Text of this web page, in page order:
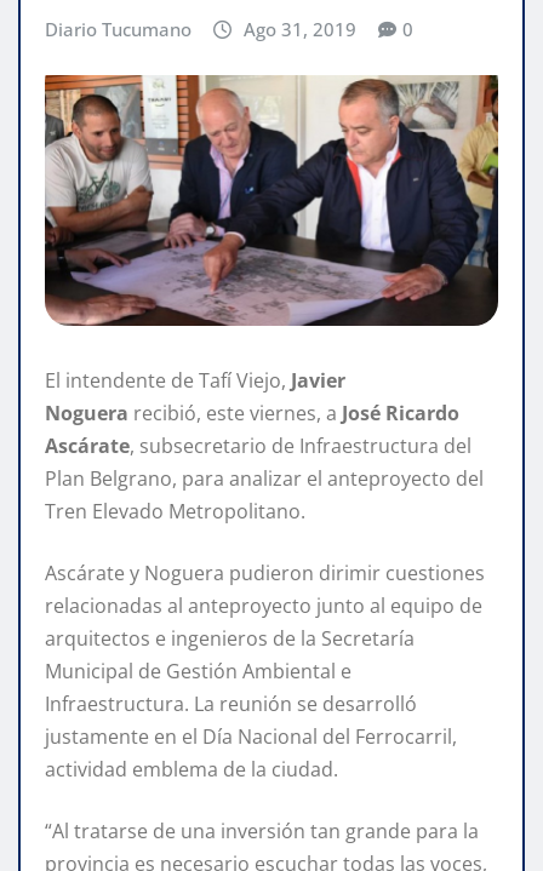
Diario Tucumano Ago 31, 2019 0
El intendente de Tafí Viejo, Javier
Noguera recibió, este viernes, a José Ricardo
Ascárate, subsecretario de Infraestructura del
Plan Belgrano, para analizar el anteproyecto del
Tren Elevado Metropolitano.
Ascárate y Noguera pudieron dirimir cuestiones
relacionadas al anteproyecto junto al equipo de
arquitectos e ingenieros de la Secretaría
Municipal de Gestión Ambiental e
Infraestructura. La reunión se desarrolló
justamente en el Día Nacional del Ferrocarril,
actividad emblema de la ciudad.
“Al tratarse de una inversión tan grande para la
provincia es necesario escuchar todas las voces,